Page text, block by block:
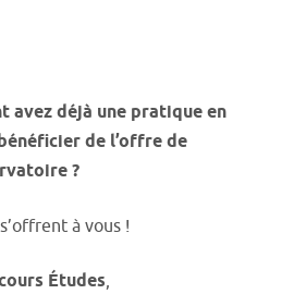
avez déjà une pratique en
de l’offre de
?
à vous !
Études,